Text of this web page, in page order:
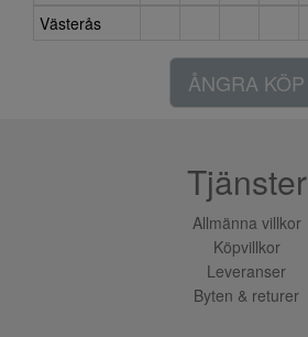
Västerås
ÅNGRA KÖP
Tjänster
Allmänna villkor
Köpvillkor
Leveranser
Byten & returer